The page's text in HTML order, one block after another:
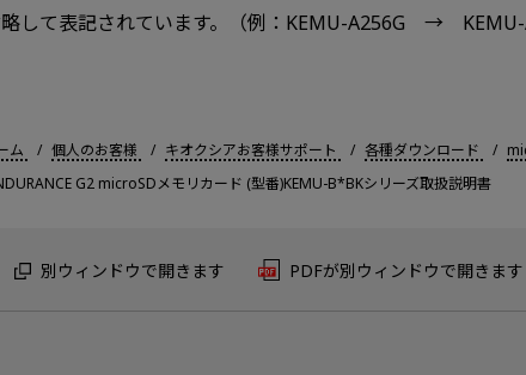
して表記されています。（例：KEMU-A256G → KEMU-
ム 個人のお客様 キオクシアお客様サポート 各種ダウンロード
G2 microSDメモリカード (型番)KEMU-B*BKシリーズ取扱説明書
別ウィンドウで開きます PDFが別ウィンドウで開きます